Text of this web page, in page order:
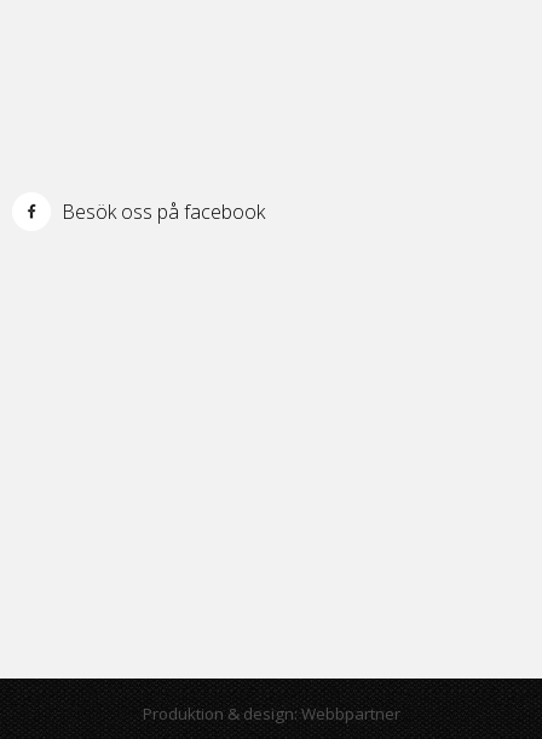
Besök oss på facebook
Produktion & design: Webbpartner